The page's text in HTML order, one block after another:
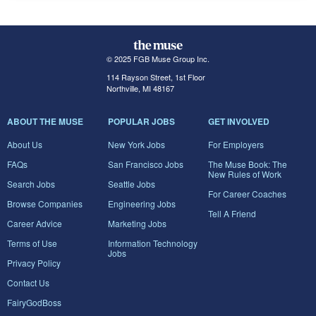
© 2025 FGB Muse Group Inc.
114 Rayson Street, 1st Floor
Northville, MI 48167
ABOUT THE MUSE
About Us
FAQs
Search Jobs
Browse Companies
Career Advice
Terms of Use
Privacy Policy
Contact Us
FairyGodBoss
POPULAR JOBS
New York Jobs
San Francisco Jobs
Seattle Jobs
Engineering Jobs
Marketing Jobs
Information Technology
Jobs
GET INVOLVED
For Employers
The Muse Book: The
New Rules of Work
For Career Coaches
Tell A Friend